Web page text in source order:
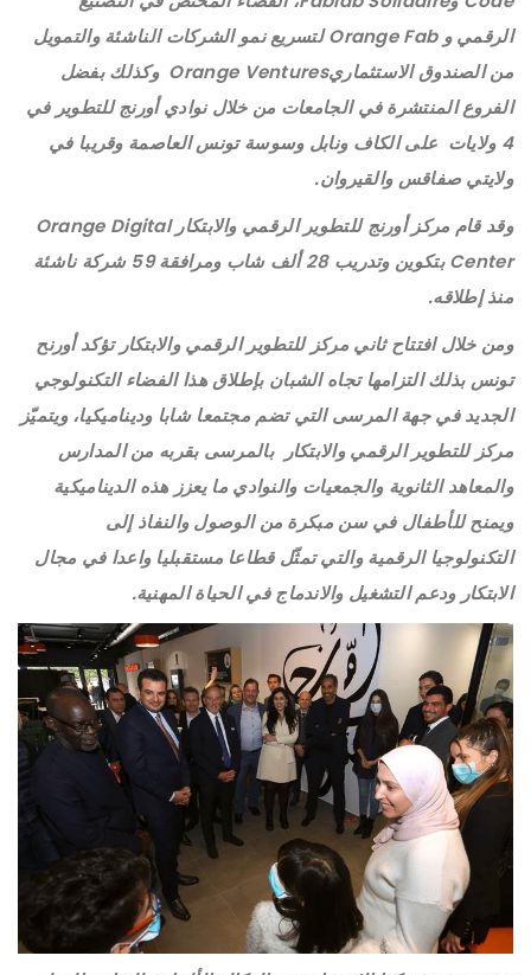
الرقمي و Orange Fab لتسريع نمو الشركات الناشئة والتمويل
من الصندوق الاستثماريOrange Ventures وكذلك بفضل
الفروع المنتشرة في الجامعات من خلال نوادي أورنج للتطوير في
4 ولايات على الكاف ونابل وسوسة تونس العاصمة وقريبا في
ولايتي صفاقس والقيروان.
وقد قام مركز أورنج للتطوير الرقمي والابتكار Orange Digital
Center بتكوين وتدريب 28 ألف شاب ومرافقة 59 شركة ناشئة
منذ إطلاقه.
ومن خلال افتتاح ثاني مركز للتطوير الرقمي والابتكار تؤكد أورنح
تونس بذلك التزامها تجاه الشبان بإطلاق هذا الفضاء التكنولوجي
الجديد في جهة المرسى التي تضم مجتمعا شابا وديناميكيا، ويتميّز
مركز للتطوير الرقمي والابتكار بالمرسى بقربه من المدارس
والمعاهد الثانوية والجمعيات والنوادي ما يعزز هذه الديناميكية
ويمنح للأطفال في سن مبكرة من الوصول والنفاذ إلى
التكنولوجيا الرقمية والتي تمثّل قطاعا مستقبليا واعدا في مجال
الابتكار ودعم التشغيل والاندماج في الحياة المهنية.